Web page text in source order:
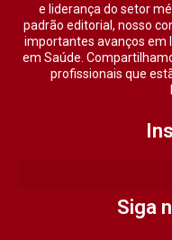
e liderança do setor
padrão editorial, nosso
importantes avanços em
em Saúde.
profissionais que
Siga